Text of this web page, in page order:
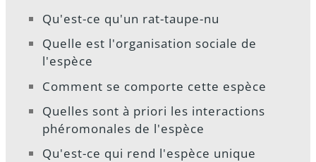
Qu'est-ce qu'un rat-taupe-nu
Quelle est l'organisation sociale de
l'espèce
Comment se comporte cette espèce
Quelles sont à priori les interactions
phéromonales de l'espèce
Qu'est-ce qui rend l'espèce unique